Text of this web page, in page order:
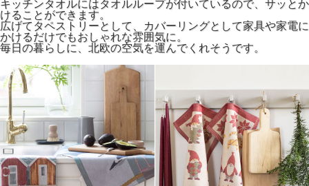
キッチンタオルにはタオルループが付いているので、サッとか
けることができます。
広げてタペストリーとして、カバーリングとして家具や家電に
かけるだけでもおしゃれな雰囲気に。
毎日の暮らしに、北欧の空気を運んでくれそうです。